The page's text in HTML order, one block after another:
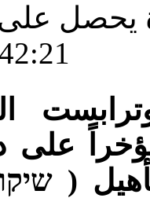
يحصل على
على
(